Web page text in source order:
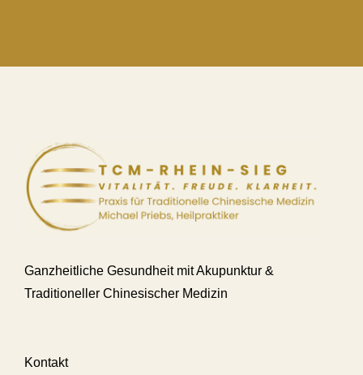
Ganzheitliche Gesundheit mit Akupunktur &
Traditioneller Chinesischer Medizin
Kontakt